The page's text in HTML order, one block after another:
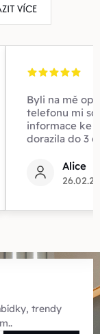
VÍCE
Byli na mě
telefonu mi
informace ke
dorazila do 3
Alice
trendy